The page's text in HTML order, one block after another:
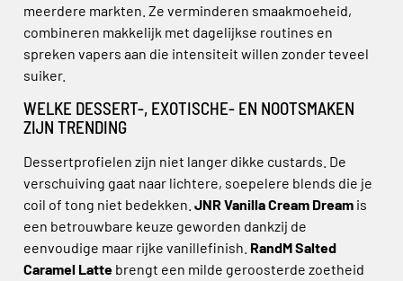
meerdere markten. Ze verminderen smaakmoeheid,
combineren makkelijk met dagelijkse routines en
spreken vapers aan die intensiteit willen zonder teveel
suiker.
WELKE DESSERT-, EXOTISCHE- EN NOOTSMAKEN
ZIJN TRENDING
Dessertprofielen zijn niet langer dikke custards. De
verschuiving gaat naar lichtere, soepelere blends die je
coil of tong niet bedekken. JNR Vanilla Cream Dream is
een betrouwbare keuze geworden dankzij de
eenvoudige maar rijke vanillefinish. RandM Salted
Caramel Latte brengt een milde geroosterde zoetheid